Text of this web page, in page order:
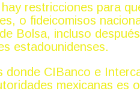
restricciones para
o fideicomisos
Bolsa, incluso
estadounidenses.
donde CIBanco e
mexicanas es